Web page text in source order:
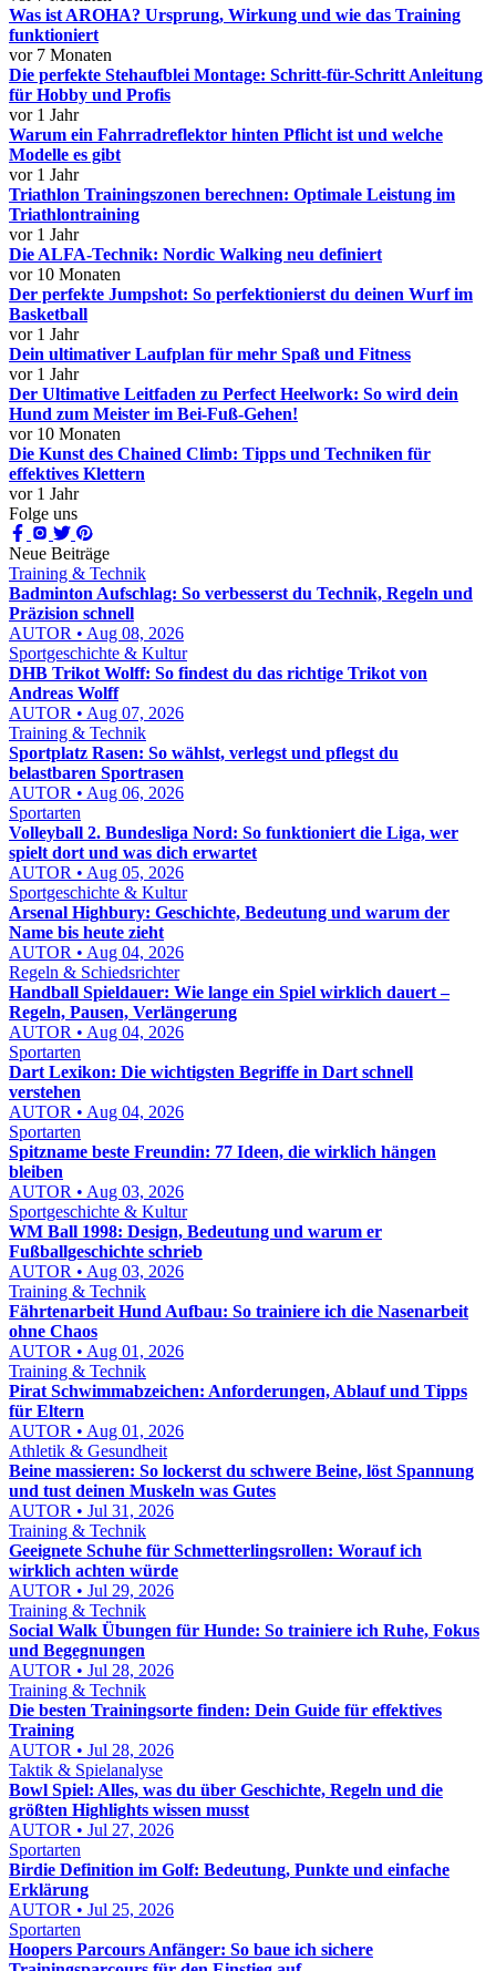
Was ist AROHA? Ursprung, Wirkung und wie das Training
funktioniert
vor 7 Monaten
Die perfekte Stehaufblei Montage: Schritt-für-Schritt Anleitung
für Hobby und Profis
vor 1 Jahr
Warum ein Fahrradreflektor hinten Pflicht ist und welche
Modelle es gibt
vor 1 Jahr
Triathlon Trainingszonen berechnen: Optimale Leistung im
Triathlontraining
vor 1 Jahr
Die ALFA-Technik: Nordic Walking neu definiert
vor 10 Monaten
Der perfekte Jumpshot: So perfektionierst du deinen Wurf im
Basketball
vor 1 Jahr
Dein ultimativer Laufplan für mehr Spaß und Fitness
vor 1 Jahr
Der Ultimative Leitfaden zu Perfect Heelwork: So wird dein
Hund zum Meister im Bei-Fuß-Gehen!
vor 10 Monaten
Die Kunst des Chained Climb: Tipps und Techniken für
effektives Klettern
vor 1 Jahr
Folge uns
Neue Beiträge
Training & Technik
Badminton Aufschlag: So verbesserst du Technik, Regeln und
Präzision schnell
AUTOR • Aug 08, 2026
Sportgeschichte & Kultur
DHB Trikot Wolff: So findest du das richtige Trikot von
Andreas Wolff
AUTOR • Aug 07, 2026
Training & Technik
Sportplatz Rasen: So wählst, verlegst und pflegst du
belastbaren Sportrasen
AUTOR • Aug 06, 2026
Sportarten
Volleyball 2. Bundesliga Nord: So funktioniert die Liga, wer
spielt dort und was dich erwartet
AUTOR • Aug 05, 2026
Sportgeschichte & Kultur
Arsenal Highbury: Geschichte, Bedeutung und warum der
Name bis heute zieht
AUTOR • Aug 04, 2026
Regeln & Schiedsrichter
Handball Spieldauer: Wie lange ein Spiel wirklich dauert –
Regeln, Pausen, Verlängerung
AUTOR • Aug 04, 2026
Sportarten
Dart Lexikon: Die wichtigsten Begriffe in Dart schnell
verstehen
AUTOR • Aug 04, 2026
Sportarten
Spitzname beste Freundin: 77 Ideen, die wirklich hängen
bleiben
AUTOR • Aug 03, 2026
Sportgeschichte & Kultur
WM Ball 1998: Design, Bedeutung und warum er
Fußballgeschichte schrieb
AUTOR • Aug 03, 2026
Training & Technik
Fährtenarbeit Hund Aufbau: So trainiere ich die Nasenarbeit
ohne Chaos
AUTOR • Aug 01, 2026
Training & Technik
Pirat Schwimmabzeichen: Anforderungen, Ablauf und Tipps
für Eltern
AUTOR • Aug 01, 2026
Athletik & Gesundheit
Beine massieren: So lockerst du schwere Beine, löst Spannung
und tust deinen Muskeln was Gutes
AUTOR • Jul 31, 2026
Training & Technik
Geeignete Schuhe für Schmetterlingsrollen: Worauf ich
wirklich achten würde
AUTOR • Jul 29, 2026
Training & Technik
Social Walk Übungen für Hunde: So trainiere ich Ruhe, Fokus
und Begegnungen
AUTOR • Jul 28, 2026
Training & Technik
Die besten Trainingsorte finden: Dein Guide für effektives
Training
AUTOR • Jul 28, 2026
Taktik & Spielanalyse
Bowl Spiel: Alles, was du über Geschichte, Regeln und die
größten Highlights wissen musst
AUTOR • Jul 27, 2026
Sportarten
Birdie Definition im Golf: Bedeutung, Punkte und einfache
Erklärung
AUTOR • Jul 25, 2026
Sportarten
Hoopers Parcours Anfänger: So baue ich sichere